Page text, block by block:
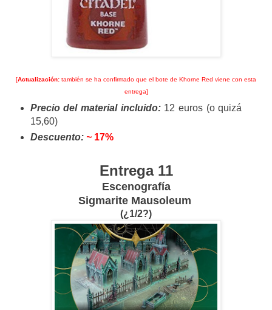
[Actualización: también se ha confirmado que el bote de Khorne Red viene con esta
entrega]
Precio del material incluido:12 euros (o quizá
15,60)
Descuento: ~ 17%
Entrega 11
Escenografía
Sigmarite Mausoleum
(¿1/2?)